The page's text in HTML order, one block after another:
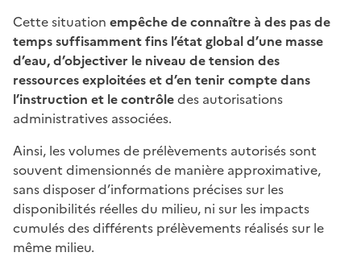
Cette situation empêche de connaître à des pas de
temps suffisamment fins l’état global d’une masse
d’eau, d’objectiver le niveau de tension des
ressources exploitées et d’en tenir compte dans
l’instruction et le contrôledes autorisations
administratives associées.
Ainsi, les volumes de prélèvements autorisés sont
souvent dimensionnés de manière approximative,
sans disposer d’informations précises sur les
disponibilités réelles du milieu, ni sur les impacts
cumulés des différents prélèvements réalisés sur le
même milieu.